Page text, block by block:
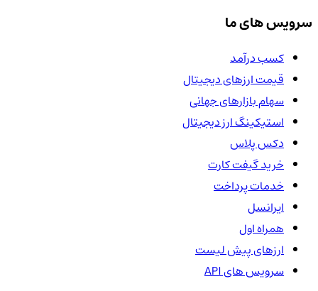
سرویس های ما
کسب درآمد
قیمت ارزهای دیجیتال
سهام بازارهای جهانی
استیکینگ ارز دیجیتال
دکس پلاس
خرید گیفت کارت
خدمات پرداخت
ایرانسل
همراه اول
ارزهای پیش لیست
سرویس های API